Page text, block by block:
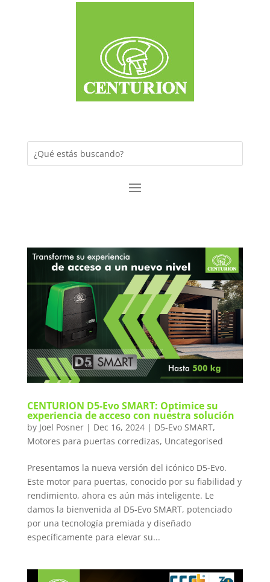
CENTURION D5-Evo SMART: Optimice su
experiencia de acceso con nuestra solución
by Joel Posner| Dec 16, 2024| D5-Evo SMART,
Motores para puertas corredizas, Uncategorised
Presentamos la nueva versión del icónico D5-Evo.
Este motor para puertas, conocido por su fiabilidad y
rendimiento, ahora es aún más inteligente. Le
damos la bienvenida al D5-Evo SMART, potenciado
por una tecnología premiada y diseñado
específicamente para elevar su...